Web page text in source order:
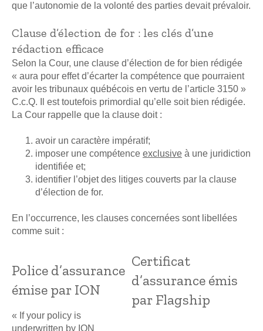
que l’autonomie de la volonté des parties devait prévaloir.
Clause d’élection de for : les clés d’une
rédaction efficace
Selon la Cour, une clause d’élection de for bien rédigée
« aura pour effet d’écarter la compétence que pourraient
avoir les tribunaux québécois en vertu de l’article 3150 »
C.c.Q. Il est toutefois primordial qu’elle soit bien rédigée.
La Cour rappelle que la clause doit :
avoir un caractère impératif;
imposer une compétence exclusive à une juridiction
identifiée et;
identifier l’objet des litiges couverts par la clause
d’élection de for.
En l’occurrence, les clauses concernées sont libellées
comme suit :
Police d’assurance
émise par ION
Certificat
d’assurance émis
par Flagship
« If your policy is
underwritten by ION